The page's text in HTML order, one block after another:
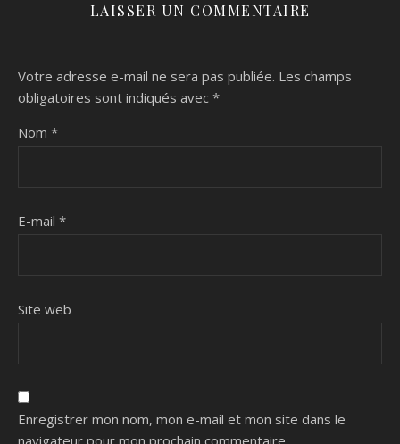
LAISSER UN COMMENTAIRE
Votre adresse e-mail ne sera pas publiée. Les champs
obligatoires sont indiqués avec *
Nom *
E-mail *
Site web
Enregistrer mon nom, mon e-mail et mon site dans le